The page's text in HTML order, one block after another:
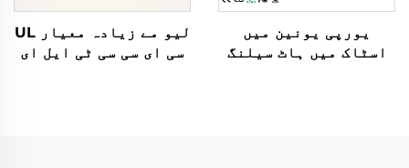
یورپی یونین میں
اسٹاک میں ہاٹ سیلنگ
لیو مے زیادہ معیار UL
سی ای سی سی ٹی ایل ای